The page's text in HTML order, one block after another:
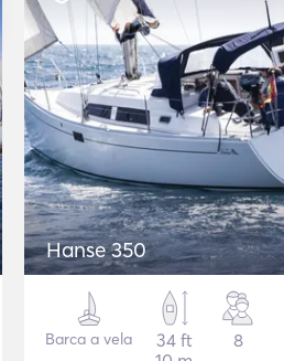
Hanse 350
Barca a vela
34 ft
8